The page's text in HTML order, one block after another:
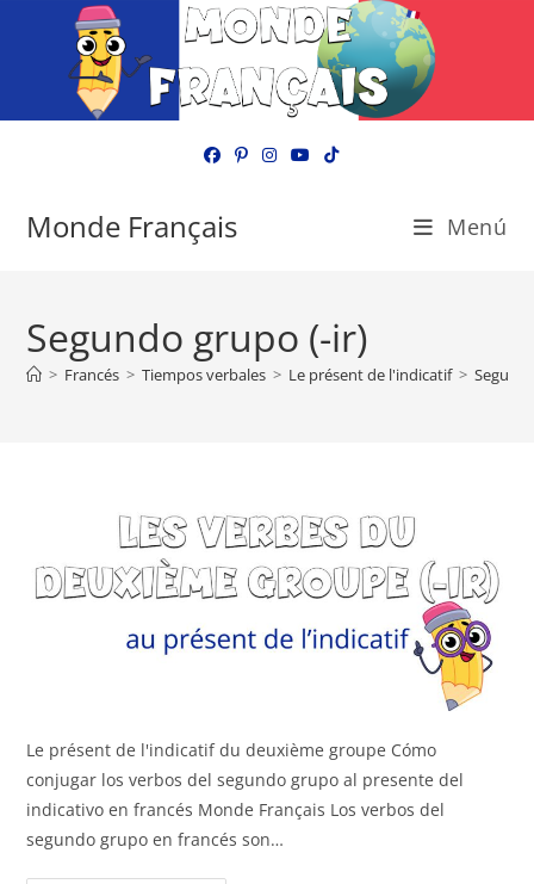
Monde Français Menú
Segundo grupo (-ir)
> Francés > Tiempos verbales > Le présent de l'indicatif >
Le présent de l'indicatif du deuxième groupe Cómo
conjugar los verbos del segundo grupo al presente del
indicativo en francés Monde Français Los verbos del
segundo grupo en francés son…